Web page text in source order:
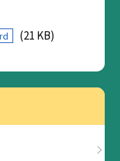
(21 KB)